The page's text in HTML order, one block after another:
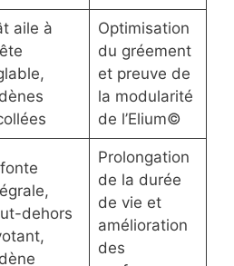
aile à
Optimisation
du gréement
et preuve de
la modularité
de l’Elium©
dehors
Prolongation
de la durée
de vie et
amélioration
des